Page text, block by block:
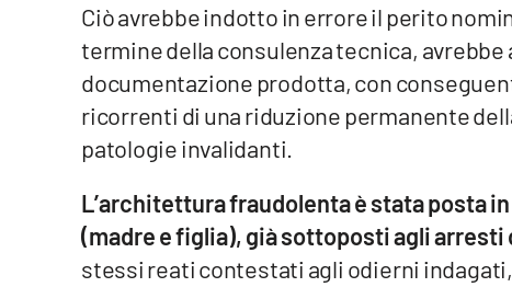
Lacapitalenews.it
Cosenzachannel.it
Catanzarochannel.it
Ciò avrebbe indotto in errore il perito
termine della consulenza tecnica,
documentazione prodotta, con
ricorrenti di una riduzione permanente
patologie invalidanti.
L’architettura fraudolenta è stata posta
(madre e figlia), già sottoposti agli
stessi reati contestati agli odierni